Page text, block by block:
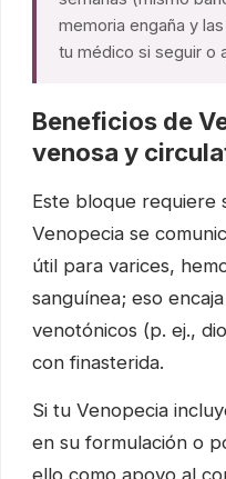
memoria engaña y
tu médico si seguir o
Beneficios de
venosa y
Este bloque requiere
Venopecia se
útil para varices,
sanguínea; eso
venotónicos (p. ej.,
con finasterida.
Si tu Venopecia
en su formulación o
ello como apoyo al